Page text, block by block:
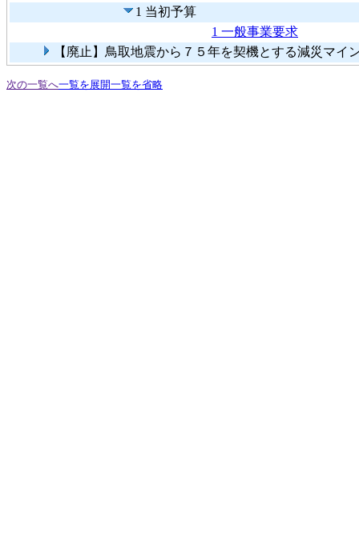
1 当初予算
1 一般事業要求
【廃止】鳥取地震から７５年を契機とする減災マイ
次の一覧へ一覧を展開一覧を省略